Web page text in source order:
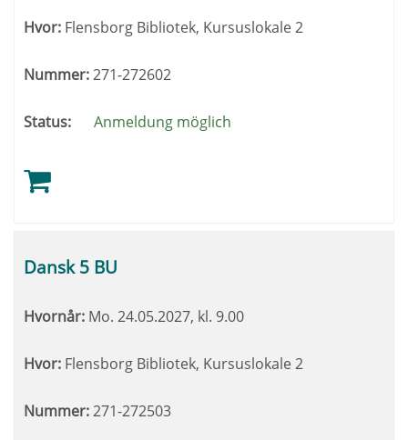
Hvor: Flensborg Bibliotek, Kursuslokale 2
Nummer:271-272602
Status: Anmeldung möglich
Dansk 5 BU
Hvornår: Mo. 24.05.2027, kl. 9.00
Hvor: Flensborg Bibliotek, Kursuslokale 2
Nummer:271-272503